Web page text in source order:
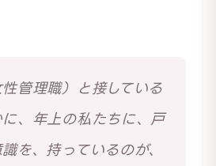
管理職）と接している
に、年上の私たちに、戸
を、持っているのが、